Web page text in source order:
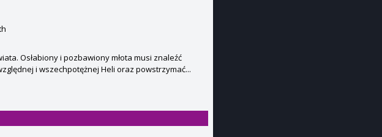
Osłabiony i pozbawiony młota musi znaleźć
i wszechpotężnej Heli oraz powstrzymać...